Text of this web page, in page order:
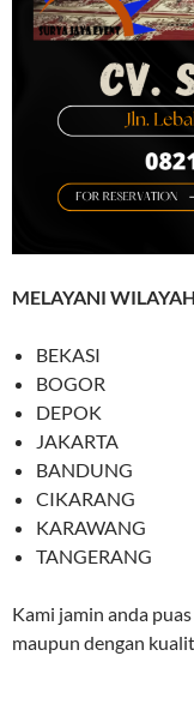
MELAYANI WILAYAH
BEKASI
BOGOR
DEPOK
JAKARTA
BANDUNG
CIKARANG
KARAWANG
TANGERANG
Kami jamin anda
maupun dengan